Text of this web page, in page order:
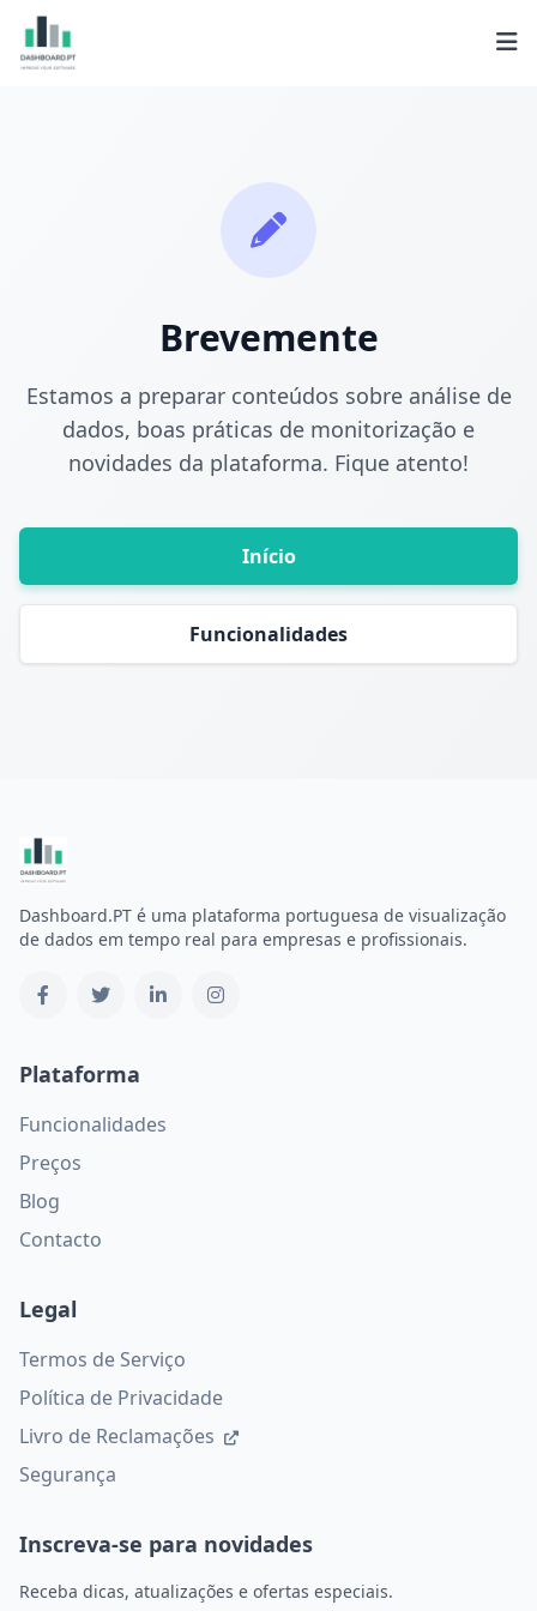
Brevemente
Estamos a preparar conteúdos sobre análise de
dados, boas práticas de monitorização e
novidades da plataforma. Fique atento!
Início
Funcionalidades
Dashboard.PT é uma plataforma portuguesa de visualização
de dados em tempo real para empresas e profissionais.
Plataforma
Funcionalidades
Preços
Blog
Contacto
Legal
Termos de Serviço
Política de Privacidade
Livro de Reclamações
Segurança
Inscreva-se para novidades
Receba dicas, atualizações e ofertas especiais.